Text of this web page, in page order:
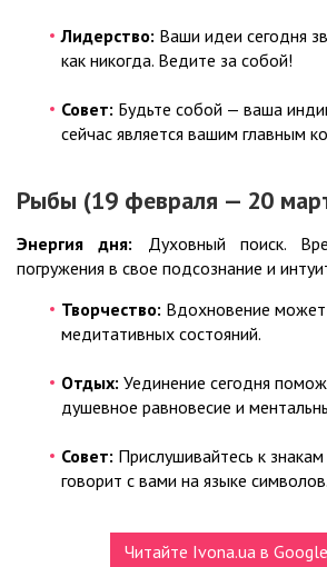
Лидерство: Ваши идеи сегодня
как никогда. Ведите за собой!
Совет: Будьте собой — ваша
сейчас является вашим главным
Рыбы (19 февраля — 20
Энергия дня: Духовный поиск.
погружения в свое подсознание и
Творчество: Вдохновение может
медитативных состояний.
Отдых: Уединение сегодня
душевное равновесие и
Совет: Прислушивайтесь к
говорит с вами на языке символов.
Читайте Ivona.ua в